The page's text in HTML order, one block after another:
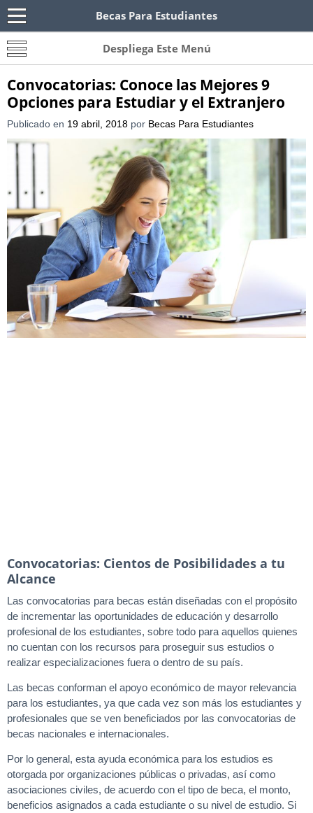
Becas Para Estudiantes
Becas Para Paraguayos
Oferta de becas para Paraguayos. Encuentra las
convocatorias y requisitos de becas para
Despliega Este Menú
Convocatorias: Conoce las Mejores 9
Opciones para Estudiar y el Extranjero
Publicado en 19 abril, 2018 por Becas Para Estudiantes
Convocatorias: Cientos de Posibilidades a tu
Alcance
Las convocatorias para becas están diseñadas con el propósito
de incrementar las oportunidades de educación y desarrollo
profesional de los estudiantes, sobre todo para aquellos quienes
no cuentan con los recursos para proseguir sus estudios o
realizar especializaciones fuera o dentro de su país.
Las becas conforman el apoyo económico de mayor relevancia
para los estudiantes, ya que cada vez son más los estudiantes y
profesionales que se ven beneficiados por las convocatorias de
becas nacionales e internacionales.
Por lo general, esta ayuda económica para los estudios es
otorgada por organizaciones públicas o privadas, así como
asociaciones civiles, de acuerdo con el tipo de beca, el monto,
beneficios asignados a cada estudiante o su nivel de estudio. Si